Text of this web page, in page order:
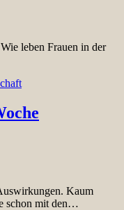
leben Frauen in der
Kaum
schon mit den…